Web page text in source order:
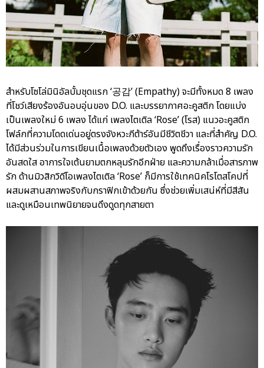
สำหรับโซโล่มินิอัลบั้มชุดแรก ‘공감’ (Empathy) จะมีทั้งหมด 8 เพลง
ที่โชว์เสียงร้องอันอบอุ่นของ D.O. และบรรยากาศอะคูสติก โดยแบ่ง
เป็นเพลงใหม่ 6 เพลง ได้แก่ เพลงไตเติล ‘Rose’ (โรส) แนวอะคูสติก
โฟล์กที่ความโดดเด่นอยู่ตรงจังหวะกีต้าร์อันมีชีวิตชีวา และที่สำคัญ D.O.
ได้มีส่วนร่วมในการเขียนเนื้อเพลงด้วยตัวเอง พูดถึงเรื่องราวความรัก
อันสดใส อาการใจเต้นยามตกหลุมรักอีกฝ่าย และความกล้าเมื่อสารภาพ
รัก ด้านมิวสิกวิดีโอเพลงไตเติล ‘Rose’ ก็มีการใช้เทคนิคโรโตสโคปที่
ผสมผสานสภาพจริงกับกราฟิกเข้าด้วยกัน ซึ่งช่วยเพิ่มเสน่ห์ที่มีสีสัน
และดูเหมือนเทพนิยายจนดึงดูดทุกสายตา